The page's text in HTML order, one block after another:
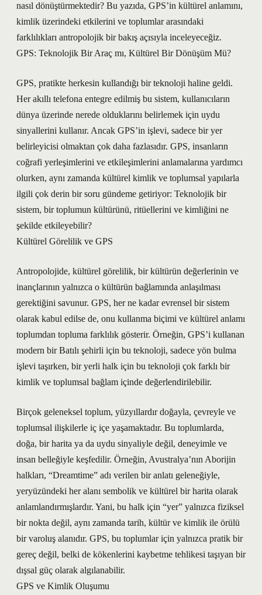
nasıl dönüştürmektedir? Bu yazıda, GPS’in kültürel anlamını,
kimlik üzerindeki etkilerini ve toplumlar arasındaki
farklılıkları antropolojik bir bakış açısıyla inceleyeceğiz.
GPS: Teknolojik Bir Araç mı, Kültürel Bir Dönüşüm Mü?
GPS, pratikte herkesin kullandığı bir teknoloji haline geldi.
Her akıllı telefona entegre edilmiş bu sistem, kullanıcıların
dünya üzerinde nerede olduklarını belirlemek için uydu
sinyallerini kullanır. Ancak GPS’in işlevi, sadece bir yer
belirleyicisi olmaktan çok daha fazlasıdır. GPS, insanların
coğrafi yerleşimlerini ve etkileşimlerini anlamalarına yardımcı
olurken, aynı zamanda kültürel kimlik ve toplumsal yapılarla
ilgili çok derin bir soru gündeme getiriyor: Teknolojik bir
sistem, bir toplumun kültürünü, ritüellerini ve kimliğini ne
şekilde etkileyebilir?
Kültürel Görelilik ve GPS
Antropolojide, kültürel görelilik, bir kültürün değerlerinin ve
inançlarının yalnızca o kültürün bağlamında anlaşılması
gerektiğini savunur. GPS, her ne kadar evrensel bir sistem
olarak kabul edilse de, onu kullanma biçimi ve kültürel anlamı
toplumdan topluma farklılık gösterir. Örneğin, GPS’i kullanan
modern bir Batılı şehirli için bu teknoloji, sadece yön bulma
işlevi taşırken, bir yerli halk için bu teknoloji çok farklı bir
kimlik ve toplumsal bağlam içinde değerlendirilebilir.
Birçok geleneksel toplum, yüzyıllardır doğayla, çevreyle ve
toplumsal ilişkilerle iç içe yaşamaktadır. Bu toplumlarda,
doğa, bir harita ya da uydu sinyaliyle değil, deneyimle ve
insan belleğiyle keşfedilir. Örneğin, Avustralya’nın Aborijin
halkları, “Dreamtime” adı verilen bir anlatı geleneğiyle,
yeryüzündeki her alanı sembolik ve kültürel bir harita olarak
anlamlandırmışlardır. Yani, bu halk için “yer” yalnızca fiziksel
bir nokta değil, aynı zamanda tarih, kültür ve kimlik ile örülü
bir varoluş alanıdır. GPS, bu toplumlar için yalnızca pratik bir
gereç değil, belki de kökenlerini kaybetme tehlikesi taşıyan bir
dışsal güç olarak algılanabilir.
GPS ve Kimlik Oluşumu